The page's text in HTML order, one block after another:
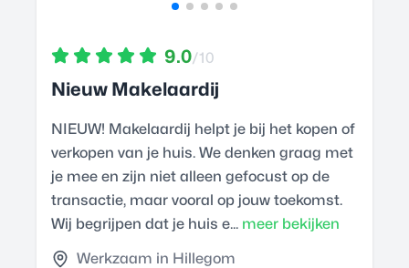
9.0/10
Nieuw Makelaardij
NIEUW! Makelaardij helpt je bij het kopen of
verkopen van je huis. We denken graag met
je mee en zijn niet alleen gefocust op de
transactie, maar vooral op jouw toekomst.
Wij begrijpen dat je huis e... meer bekijken
Werkzaam in Hillegom